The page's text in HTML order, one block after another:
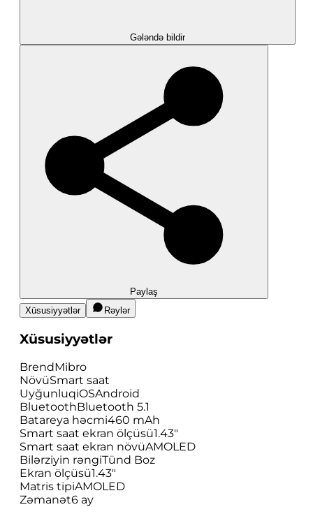
Gələndə bildir
Paylaş
Xüsusiyyətlər
Rəylər
Xüsusiyyətlər
BrendMibro
NövüSmart saat
UyğunluqiOSAndroid
BluetoothBluetooth 5.1
Batareya həcmi460 mAh
Smart saat ekran ölçüsü1.43"
Smart saat ekran növüAMOLED
Bilərziyin rəngiTünd Boz
Ekran ölçüsü1.43"
Matris tipiAMOLED
Zəmanət6 ay